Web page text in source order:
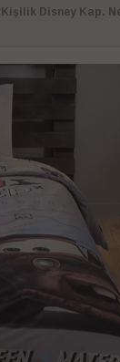
Disney Kap.